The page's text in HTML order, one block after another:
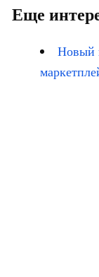
Еще
Новый